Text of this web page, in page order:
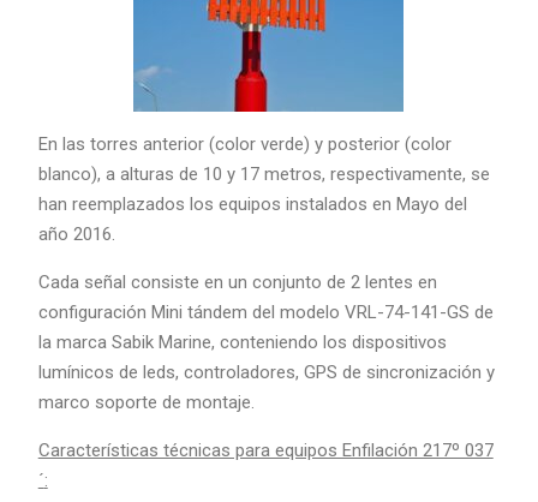
En las torres anterior (color verde) y posterior (color
blanco), a alturas de 10 y 17 metros, respectivamente, se
han reemplazados los equipos instalados en Mayo del
año 2016.
Cada señal consiste en un conjunto de 2 lentes en
configuración Mini tándem del modelo VRL-74-141-GS de
la marca Sabik Marine, conteniendo los dispositivos
lumínicos de leds, controladores, GPS de sincronización y
marco soporte de montaje.
Características técnicas para equipos Enfilación 217º 037
´: